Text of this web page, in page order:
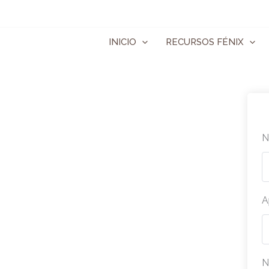
INICIO RECURSOS FÉNIX